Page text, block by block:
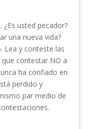
usted pecador?
una nueva vida?
Lea y conteste las
contestar NO a
ha confiado en
perdido y
par medio de